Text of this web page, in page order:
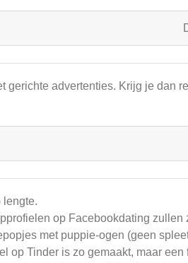
gerichte advertenties. Krijg je dan
lengte.
op Facebookdating zullen
met puppie-ogen (geen
op Tinder is zo gemaakt, maar